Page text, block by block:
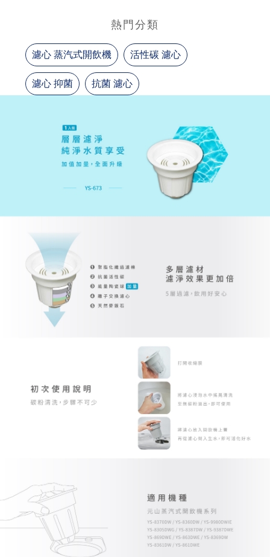
熱門分類
活性碳 濾心 濾心 抑菌 抗菌 濾心
濾心 蒸汽式開飲機